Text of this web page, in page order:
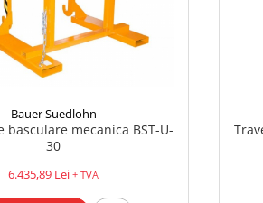
Bauer Suedlohn
basculare mecanica BST-U-
30
6.435,89 Lei + TVA